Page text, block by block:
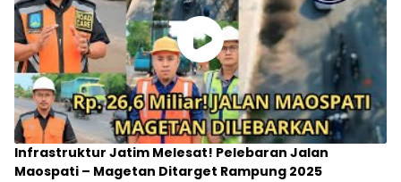
Infrastruktur Jatim Melesat! Pelebaran Jalan
Maospati – Magetan Ditarget Rampung 2025